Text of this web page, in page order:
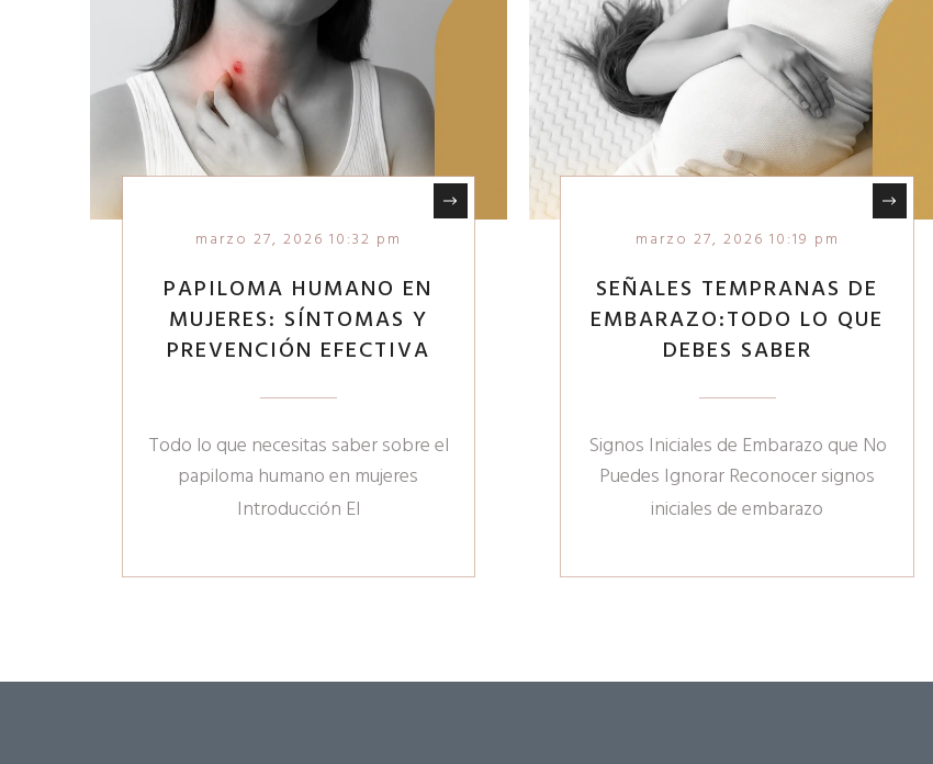
marzo 27, 2026 10:32 pm
PAPILOMA HUMANO EN
MUJERES: SÍNTOMAS Y
PREVENCIÓN EFECTIVA
Todo lo que necesitas saber sobre el
papiloma humano en mujeres
Introducción El
marzo 27, 2026 10:19 pm
SEÑALES TEMPRANAS DE
EMBARAZO:TODO LO QUE
DEBES SABER
Signos Iniciales de Embarazo que No
Puedes Ignorar Reconocer signos
iniciales de embarazo